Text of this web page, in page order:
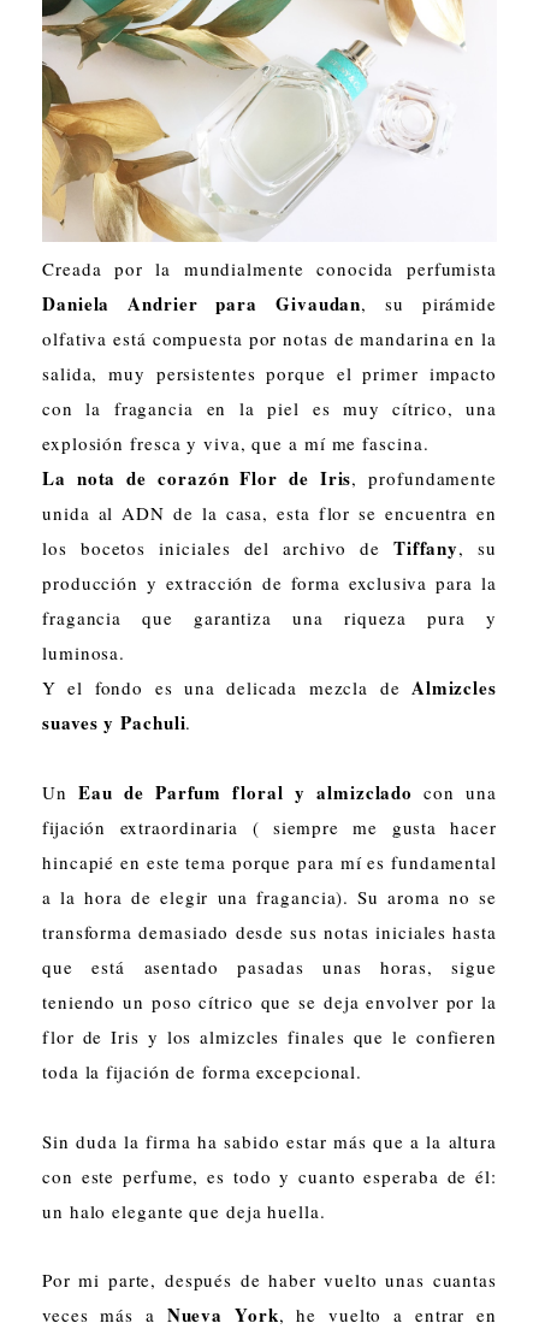
Creada por la mundialmente conocida perfumista
Daniela Andrier para Givaudan, su pirámide
olfativa está compuesta por notas de mandarina en la
salida, muy persistentes porque el primer impacto
con la fragancia en la piel es muy cítrico, una
explosión fresca y viva, que a mí me fascina.
La nota de corazón Flor de Iris, profundamente
unida al ADN de la casa, esta flor se encuentra en
los bocetos iniciales del archivo de Tiffany, su
producción y extracción de forma exclusiva para la
fragancia que garantiza una riqueza pura y
luminosa.
Y el fondo es una delicada mezcla de Almizcles
suaves y Pachuli.
Un Eau de Parfum floral y almizclado con una
fijación extraordinaria ( siempre me gusta hacer
hincapié en este tema porque para mí es fundamental
a la hora de elegir una fragancia). Su aroma no se
transforma demasiado desde sus notas iniciales hasta
que está asentado pasadas unas horas, sigue
teniendo un poso cítrico que se deja envolver por la
flor de Iris y los almizcles finales que le confieren
toda la fijación de forma excepcional.
Sin duda la firma ha sabido estar más que a la altura
con este perfume, es todo y cuanto esperaba de él:
un halo elegante que deja huella.
Por mi parte, después de haber vuelto unas cuantas
veces más a Nueva York, he vuelto a entrar en